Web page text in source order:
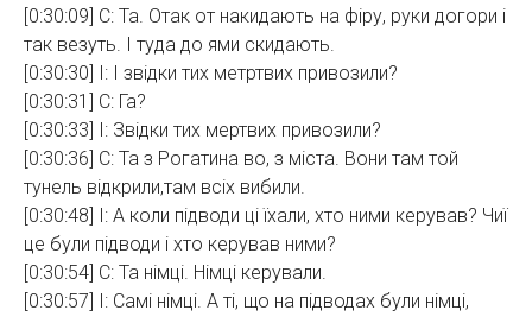
[0:30:09] С: Та. Отак от накидають на фіру, руки догори і
так везуть. І туда до ями скидають.
[0:30:30] І: І звідки тих метртвих привозили?
[0:30:31] С: Га?
[0:30:33] І: Звідки тих мертвих привозили?
[0:30:36] С: Та з Рогатина во, з міста. Вони там той
тунель відкрили,там всіх вибили.
[0:30:48] І: А коли підводи ці їхали, хто ними керував? Чиї
це були підводи і хто керував ними?
[0:30:54] С: Та німці. Німці керували.
[0:30:57] І: Самі німці. А ті, що на підводах були німці,